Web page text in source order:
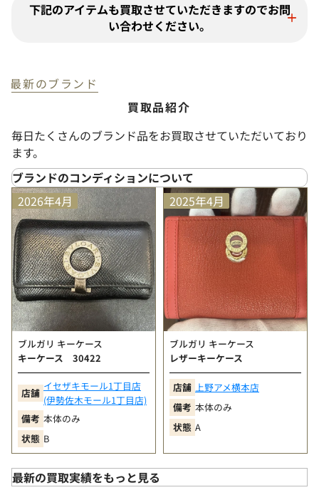
下記のアイテムも買取させていただきますのでお問
い合わせください。
最新のブランド
買取品紹介
毎日たくさんのブランド品をお買取させていただいており
ます。
ブランドのコンディションについて
SS（新品未使用）
プライスタグや化粧箱などが付属しており、未使用品
と判断できる大変状態の良い商品
S （未使用に近い）
使用された形跡がほとんど見られない大変状態の良い
商品
A+（非常にきれい）
数回程度の使用感は見られるが、新品に近い印象を保
った状態の良い商品
（きれい）
少々の使用感は見受けられるが、全体として状態の良
い商品
B+（ややきれい）
目立ちにくい擦れや小傷などは見られるが、比較的良
好な状態の商品
B （使用感あり）
角擦れ、汚れ、小傷、型崩れなど使用感が見られる商
品
2026年4月
ブルガリ キーケース
キーケース 30422
店舗
イセザキモール1丁目店
(伊勢佐木モール1丁目店)
備考 本体のみ
状態 B
2025年4月
ブルガリ キーケース
レザーキーケース
店舗 上野アメ横本店
備考 本体のみ
状態 A
最新の買取実績をもっと見る